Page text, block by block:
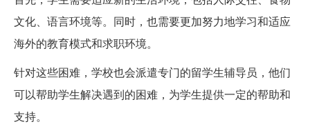
文化、语言环境等。同时，也需要更加努力地学习和适应
海外的教育模式和求职环境。
针对这些困难，学校也会派遣专门的留学生辅导员，他们
可以帮助学生解决遇到的困难，为学生提供一定的帮助和
支持。